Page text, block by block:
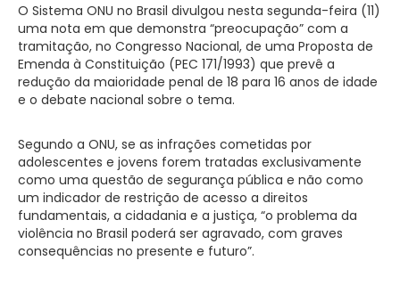
O Sistema ONU no Brasil divulgou nesta segunda-feira (11)
uma nota em que demonstra “preocupação” com a
tramitação, no Congresso Nacional, de uma Proposta de
Emenda à Constituição (PEC 171/1993) que prevê a
redução da maioridade penal de 18 para 16 anos de idade
e o debate nacional sobre o tema.
Segundo a ONU, se as infrações cometidas por
adolescentes e jovens forem tratadas exclusivamente
como uma questão de segurança pública e não como
um indicador de restrição de acesso a direitos
fundamentais, a cidadania e a justiça, “o problema da
violência no Brasil poderá ser agravado, com graves
consequências no presente e futuro”.